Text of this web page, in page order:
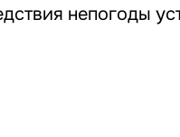
непогоды